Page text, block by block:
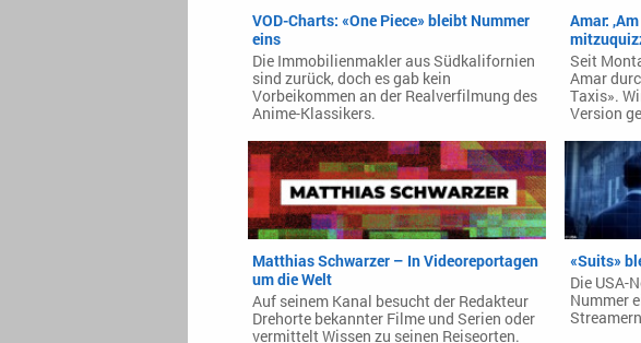
VOD-Charts: «One Piece» bleibt Nummer
eins
Die Immobilienmakler aus Südkalifornien
sind zurück, doch es gab kein
Vorbeikommen an der Realverfilmung des
Anime-Klassikers.
Amar:
Seit
Amar
Taxis».
Version
Matthias Schwarzer – In Videoreportagen
um die Welt
Auf seinem Kanal besucht der Redakteur
Drehorte bekannter Filme und Serien oder
vermittelt Wissen zu seinen Reiseorten.
«Suits»
Die USA-
Nummer